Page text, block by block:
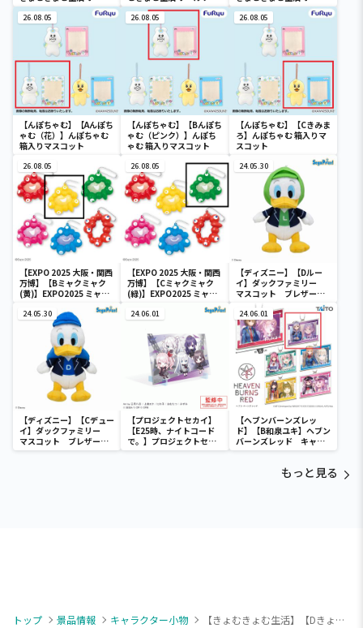
チェーン付きぬいぐるみ
ーン付きぬいぐるみ
チェーン付きぬいぐるみ
26.08.05
【んぽちゃむ】【Aんぽち
ゃむ（花）】んぽちゃむ
箱入りマスコット
26.08.05
【んぽちゃむ】【Bんぽち
ゃむ（ピンク）】んぽち
ゃむ 箱入りマスコット
26.08.05
【んぽちゃむ】【Cきみま
ろ】んぽちゃむ 箱入りマ
スコット
26.08.05
【EXPO 2025 大阪・関西
万博】【Bミャクミャク
(黄)】EXPO2025 ミャク
ミャク カラフルスクイー
ズマスコット
26.08.05
【EXPO 2025 大阪・関西
万博】【Cミャクミャク
(緑)】EXPO2025 ミャク
ミャク カラフルスクイー
ズマスコット
24.05.30
【ディズニー】【Dルー
イ】ダックファミリー
マスコット ブレザーコ
スチューム
24.05.30
【ディズニー】【Cデュー
イ】ダックファミリー
マスコット ブレザーコ
スチューム
24.06.01
【プロジェクトセカイ】
【E25時、ナイトコード
で。】プロジェクトセカ
イ カラフルステージ！
24.06.01
【ヘブンバーンズレッ
ド】【B和泉ユキ】ヘブン
バーンズレッド キャラ
シーンアクリルキーホル
もっと見る
トップ 景品情報 キャラクター小物
【きょむきょむ生活】【Dきょむきょむしょくパン】きょむきょむ生活 ボールチェーン付きぬいぐるみ